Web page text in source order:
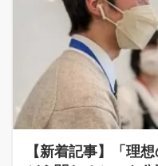
【新着記事】「理